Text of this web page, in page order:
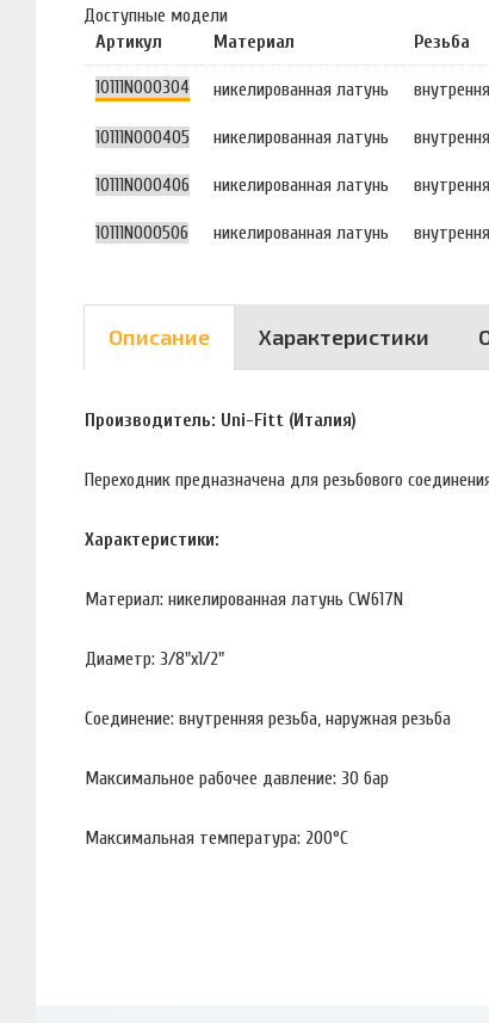
Доступные модели
Артикул
Материал Резьба
10111N000304 никелированная латунь
10111N000405 никелированная латунь
10111N000406 никелированная латунь
10111N000506 никелированная латунь
Описание Характеристики
Производитель: Uni-Fitt (Италия)
Переходник предназначена для резьбового
Характеристики:
Материал: никелированная латунь CW617N
Диаметр: 3/8"х1/2"
Соединение: внутренняя резьба, наружная резьба
Максимальное рабочее давление: 30 бар
Максимальная температура: 200°С